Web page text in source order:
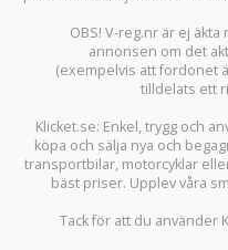
OBS! V-reg.nr är ej
annonsen om det
(exempelvis att fordonet
tilldelats ett
Klicket.se: Enkel, trygg och
köpa och sälja nya och
transportbilar, motorcyklar
bäst priser. Upplev våra
Tack för att du använder